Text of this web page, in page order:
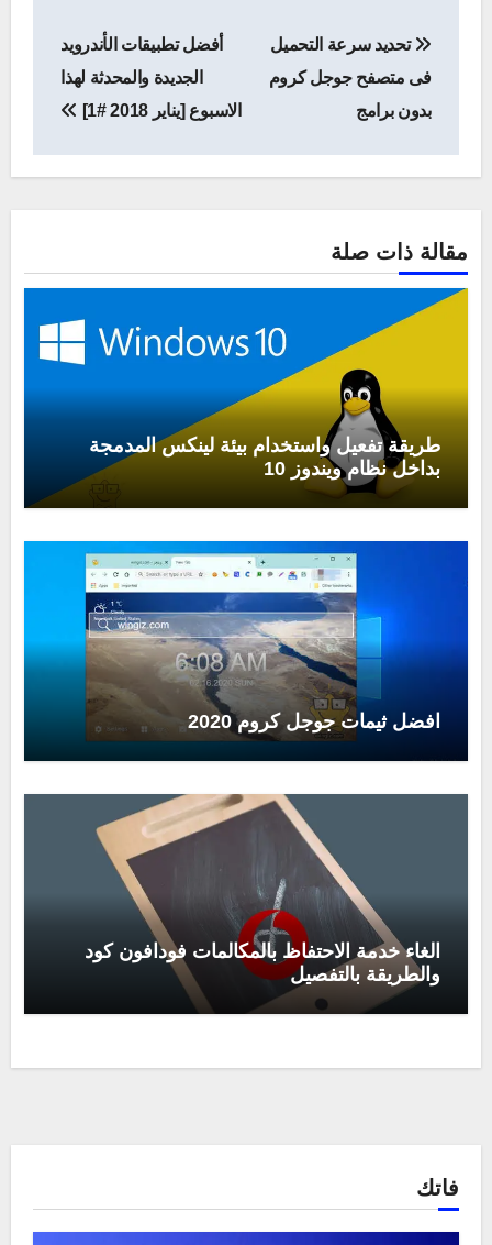
المقالات
تحديد سرعة التحميل
فى متصفح جوجل كروم
بدون برامج
أفضل تطبيقات الأندرويد
الجديدة والمحدثة لهذا
الاسبوع [يناير 2018 #1]
مقالة ذات صلة
طريقة تفعيل واستخدام بيئة لينكس المدمجة
بداخل نظام ويندوز 10
افضل ثيمات جوجل كروم 2020
الغاء خدمة الاحتفاظ بالمكالمات فودافون كود
والطريقة بالتفصيل
فاتك